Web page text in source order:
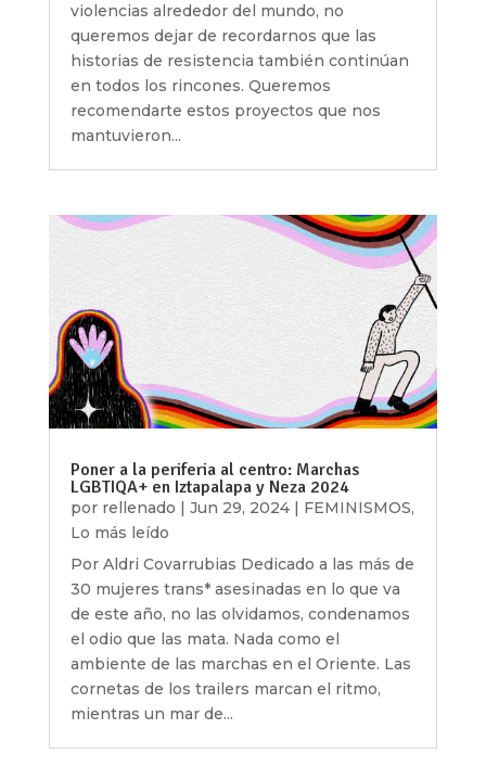
violencias alrededor del mundo, no
queremos dejar de recordarnos que las
historias de resistencia también continúan
en todos los rincones. Queremos
recomendarte estos proyectos que nos
mantuvieron...
Poner a la periferia al centro: Marchas
LGBTIQA+ en Iztapalapa y Neza 2024
por rellenado | Jun 29, 2024| FEMINISMOS,
Lo más leído
Por Aldri Covarrubias Dedicado a las más de
30 mujeres trans* asesinadas en lo que va
de este año, no las olvidamos, condenamos
el odio que las mata. Nada como el
ambiente de las marchas en el Oriente. Las
cornetas de los trailers marcan el ritmo,
mientras un mar de...